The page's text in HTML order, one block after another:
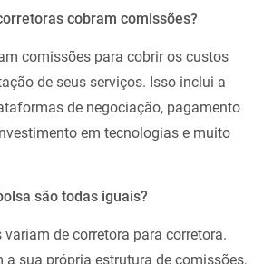
cobram comissões?
comissões para cobrir os custos
de seus serviços. Isso inclui a
de negociação, pagamento
em tecnologias e muito
são todas iguais?
variam de corretora para corretora.
a sua própria estrutura de comissões,